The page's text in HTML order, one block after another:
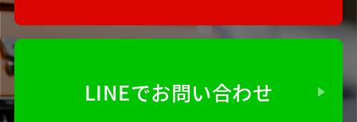
LINEでお問い合わせ